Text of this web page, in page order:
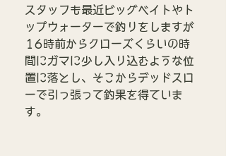
スタッフも最近ビッグベイトやト
ップウォーターで釣りをしますが
16時前からクローズくらいの時
間にガマに少し入り込むような位
置に落とし、そこからデッドスロ
ーで引っ張って釣果を得ていま
す。